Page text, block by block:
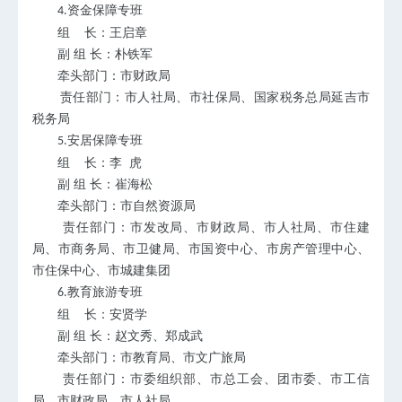
4.资金保障专班
组
长：王启章
副 组 长：朴铁军
牵头部门：市财政局
责任部门：市人社局、市社保局、国家税务总局延吉市
税务局
5.安居保障专班
组
长：李
虎
副 组 长：崔海松
牵头部门：市自然资源局
责任部门：市发改局、市财政局、市人社局、市住建
局、市商务局、市卫健局、市国资中心、市房产管理中心、
市住保中心、市城建集团
6.教育旅游专班
组
长：安贤学
副 组 长：赵文秀、郑成武
牵头部门：市教育局、市文广旅局
责任部门：市委组织部、市总工会、团市委、市工信